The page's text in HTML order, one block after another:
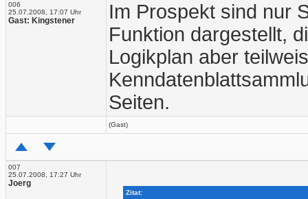
006
25.07.2008, 17:07 Uhr
Gast: Kingstener
Im Prospekt sind nur
Funktion dargestellt,
Logikplan aber
Seiten.
(Gast)
007
25.07.2008, 17:27 Uhr
Joerg
Zitat: